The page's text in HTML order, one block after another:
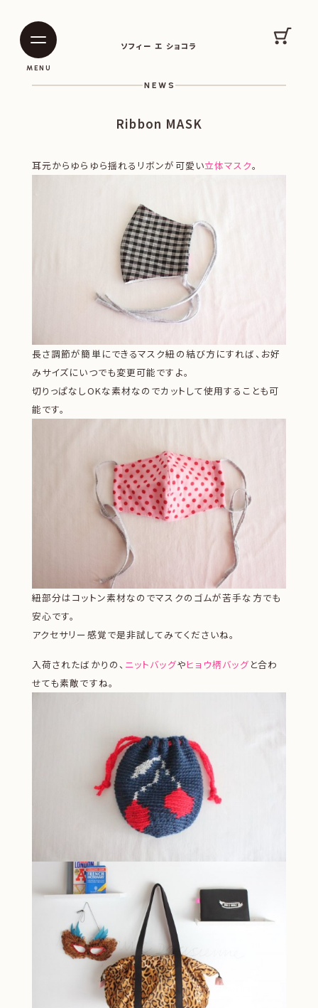
ソフィー エ ショコラ
MENU
カー
NEWS
Ribbon MASK
耳元からゆらゆら揺れるリボンが可愛い立体マスク。
長さ調節が簡単にできるマスク紐の結び方にすれば、お好
みサイズにいつでも変更可能ですよ。
切りっぱなしOKな素材なのでカットして使用することも可
能です。
紐部分はコットン素材なのでマスクのゴムが苦手な方でも
安心です。
アクセサリー感覚で是非試してみてくださいね。
入荷されたばかりの、 ニットバッグやヒョウ柄バッグ と合わ
せても素敵ですね。